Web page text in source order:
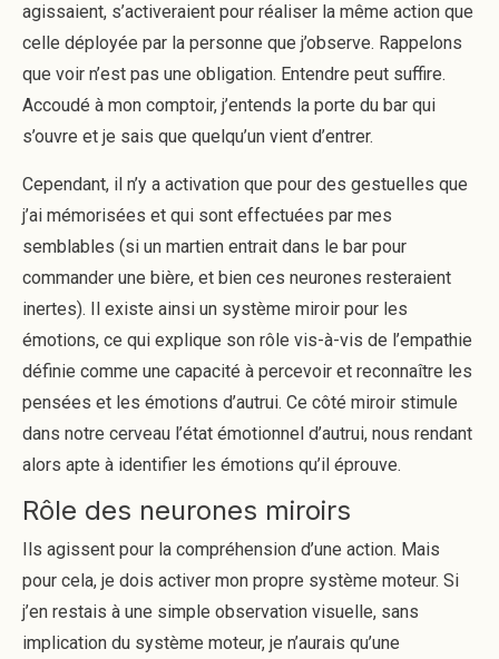
agissaient, s’activeraient pour réaliser la même action que
celle déployée par la personne que j’observe. Rappelons
que voir n’est pas une obligation. Entendre peut suffire.
Accoudé à mon comptoir, j’entends la porte du bar qui
s’ouvre et je sais que quelqu’un vient d’entrer.
Cependant, il n’y a activation que pour des gestuelles que
j’ai mémorisées et qui sont effectuées par mes
semblables (si un martien entrait dans le bar pour
commander une bière, et bien ces neurones resteraient
inertes). Il existe ainsi un système miroir pour les
émotions, ce qui explique son rôle vis-à-vis de l’empathie
définie comme une capacité à percevoir et reconnaître les
pensées et les émotions d’autrui. Ce côté miroir stimule
dans notre cerveau l’état émotionnel d’autrui, nous rendant
alors apte à identifier les émotions qu’il éprouve.
Rôle des neurones miroirs
Ils agissent pour la compréhension d’une action. Mais
pour cela, je dois activer mon propre système moteur. Si
j’en restais à une simple observation visuelle, sans
implication du système moteur, je n’aurais qu’une